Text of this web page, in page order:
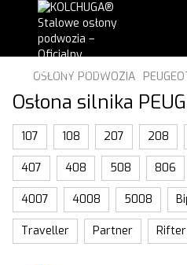
OSŁONY PODWOZIA
Osłona silnika
107 108 207 208
407 408 508 806
4007 4008 5008
Traveller Partner Rifter